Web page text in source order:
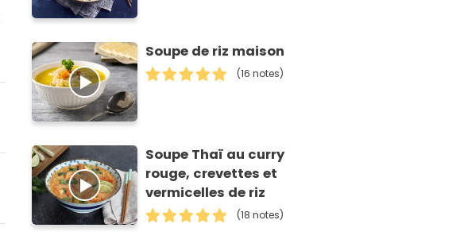
Soupe de riz maison
(16 notes)
Soupe Thaï au curry
rouge, crevettes et
vermicelles de riz
(18 notes)